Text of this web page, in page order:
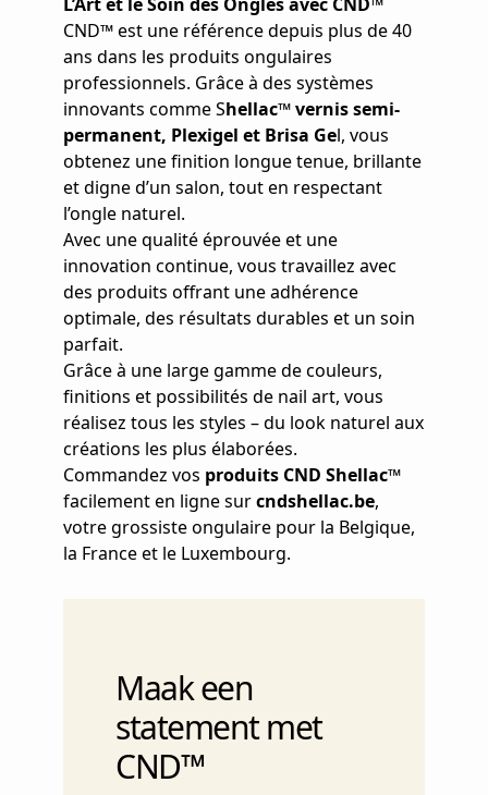
CND™ est une référence depuis plus de 40
ans dans les produits ongulaires
professionnels. Grâce à des systèmes
innovants comme Shellac™ vernis semi-
permanent, Plexigel et Brisa Gel, vous
obtenez une finition longue tenue, brillante
et digne d’un salon, tout en respectant
l’ongle naturel.
Avec une qualité éprouvée et une
innovation continue, vous travaillez avec
des produits offrant une adhérence
optimale, des résultats durables et un soin
parfait.
Grâce à une large gamme de couleurs,
finitions et possibilités de nail art, vous
réalisez tous les styles – du look naturel aux
créations les plus élaborées.
Commandez vos produits CND Shellac™
facilement en ligne surcndshellac.be,
votre grossiste ongulaire pour la Belgique,
la France et le Luxembourg.
Maak een
statement met
CND™